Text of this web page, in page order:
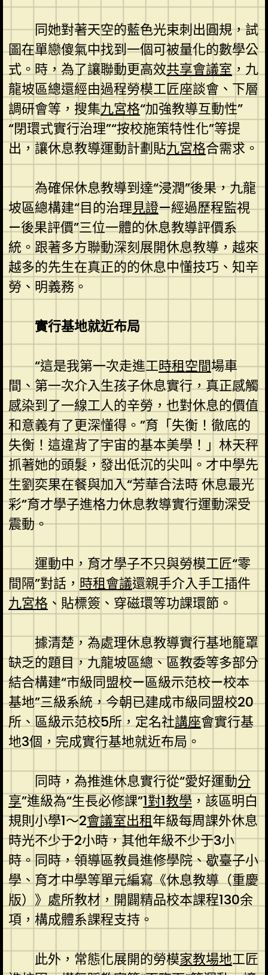
同她對著天空的藍色光束刺出圓規，試
圖在單戀傻氣中找到一個可被量化的數學公
式。時，為了讓聯動更高效共享會議室，九
龍坡區總還經由過程勞模工匠座談會、下層
調研會等，搜集九宮格“加強教導互動性”
“閉環式實行治理”“按校施策特性化”等提
出，讓休息教導運動計劃貼九宮格合需求。
為確保休息教導到達“浸潤”後果，九龍
坡區總構建“目的治理見證—經過歷程監視
—後果評價”三位一體的休息教導評價系
統。跟著多方聯動深刻展開休息教導，越來
越多的先生在真正的的休息中懂技巧、知辛
勞、明義務。
實行基地就近布局
“這是我第一次走進工時租空間場車
間、第一次介入生孩子休息實行，真正感觸
感染到了一線工人的辛勞，也對休息的價值
和意義有了更深懂得。”育「失衡！徹底的
失衡！這違背了宇宙的基本美學！」林天秤
抓著她的頭髮，發出低沉的尖叫。才中學先
生劉奕果在餐與加入“芳華合法時 休息最光
彩”育才學子進格力休息教導實行運動深受
震動。
運動中，育才學子不只與勞模工匠“零
間隔”對話， 時租會議還親手介入手工插件
九宮格、貼標簽、穿磁環等功課環節。
據清楚，為處理休息教導實行基地籠罩
缺乏的題目，九龍坡區總、區教委等多部分
結合構建“市級同盟校—區級示范校—校本
基地”三級系統，今朝已建成市級同盟校20
所、區級示范校5所，定名社講座會實行基
地3個，完成實行基地就近布局。
同時，為推進休息實行從“愛好運動分
享”進級為“生長必修課”1對1教學 ，該區明白
規則小學1～2會議室出租年級每周課外休息
時光不少于2小時，其他年級不少于3小
時。同時，領導區教員進修學院、歇臺子小
學、育才中學等單元編寫《休息教導（重慶
版）》處所教材，開闢精品校本課程130余
項，構成體系課程支持。
此外，常態化展開的勞模家教場地工匠